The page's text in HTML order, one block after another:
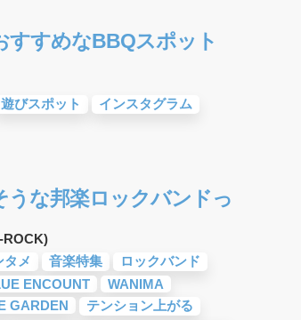
すめなBBQスポット
遊びスポット
インスタグラム
うな邦楽ロックバンドっ
ROCK)
タメ 音楽特集
ロックバンド
ENCOUNT
WANIMA
GARDEN
テンション上がる